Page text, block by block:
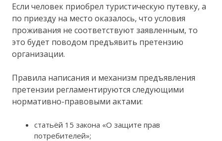
Если человек приобрел туристическую путевку, а
по приезду на место оказалось, что условия
проживания не соответствуют заявленным, то
это будет поводом предъявить претензию
организации.
Правила написания и механизм предъявления
претензии регламентируются следующими
нормативно-правовыми актами:
статьёй 15 закона «О защите прав
потребителей»;